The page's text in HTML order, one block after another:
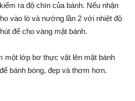
ra độ chín của bánh. Nếu nhận
vào lò và nướng lần 2 với nhiệt độ
để cho vàng mặt bánh.
một lớp bơ thực vật lên mặt bánh
bánh bóng, đẹp và thơm hơn.